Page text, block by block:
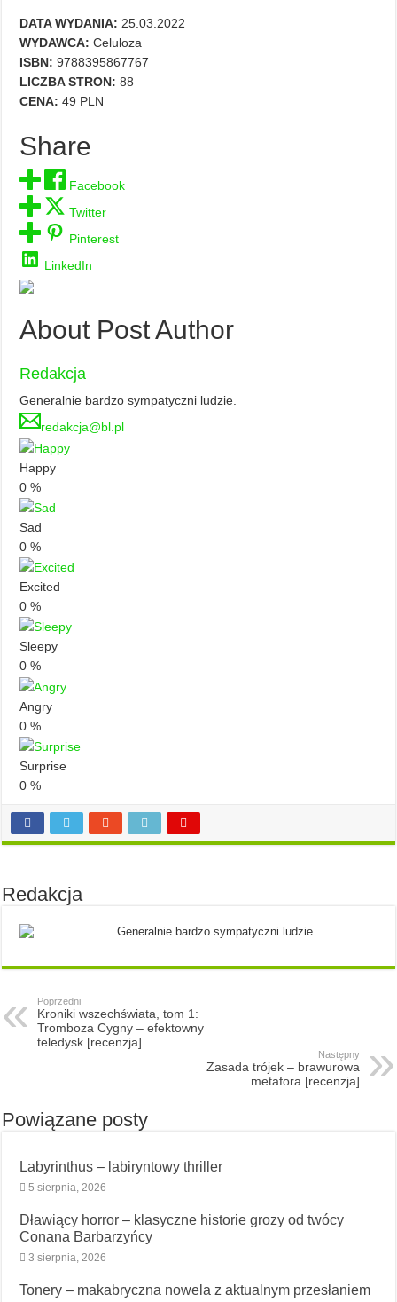
DATA WYDANIA:25.03.2022
WYDAWCA:Celuloza
ISBN:9788395867767
LICZBA STRON:88
CENA:49 PLN
Share
Facebook
Twitter
Pinterest
LinkedIn
About Post Author
Redakcja
Generalnie bardzo sympatyczni ludzie.
redakcja@bl.pl
Happy
0 %
Sad
0 %
Excited
0 %
Sleepy
0 %
Angry
0 %
Surprise
0 %
Redakcja
Generalnie bardzo sympatyczni ludzie.
Poprzedni
Kroniki wszechświata, tom 1:
Tromboza Cygny – efektowny
teledysk [recenzja]
Następny
Zasada trójek – brawurowa
metafora [recenzja]
Powiązane posty
Labyrinthus – labiryntowy thriller
5 sierpnia, 2026
Dławiący horror – klasyczne historie grozy od twócy
Conana Barbarzyńcy
3 sierpnia, 2026
Tonery – makabryczna nowela z aktualnym przesłaniem